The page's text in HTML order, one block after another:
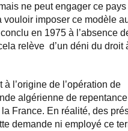
ne peut engager ce pays
imposer ce modèle
en 1975 à l’absence
relève d’un déni du droit
l’origine de l’opération de
algérienne de
France. En réalité, des
demande ni employé ce